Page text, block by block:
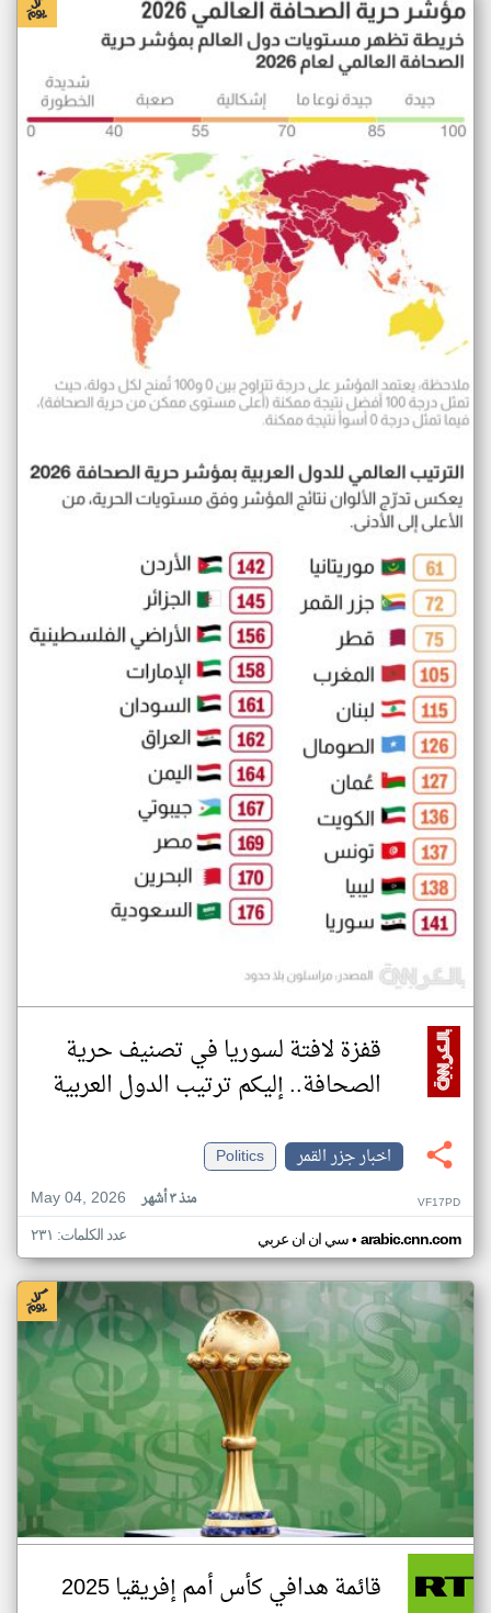
قفزة لافتة لسوريا في تصنيف حرية
الصحافة.. إليكم ترتيب الدول العربية
اخبار جزر القمر
Politics
May 04, 2026
منذ ٣ أشهر VF17PD
سي ان ان عربي• arabic.cnn.com عدد الكلمات: ٢٣١
قائمة هدافي كأس أمم إفريقيا 2025